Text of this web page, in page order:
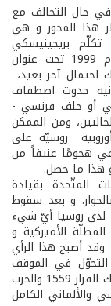
في حال التحالف مع
هذا المحور و هي
بريجينيسكي
(مستشار الأمن القومي السابق) عنه في عام 1999 تحت عنوان
آخر بعيد،
حدوث اصطفاف
أوروبي أعظم يشتمل على تواطؤ ألماني ­ روسي أو حلف فرنسي ­
ومن الممكن
روسيّة على
هجومًا عنيفاً من
هذا ما حصل.
المتّحدة بقيادة
و بعد سقوط
لدى روسيا أيّ شيء
الأميركية و
أصبح هذا الرأي
التحوّل في الموقف
الفرنسي والألماني من سوريا وإيران ولبنان وكذلك القرار 1559 والحرب
والألماني الكامل